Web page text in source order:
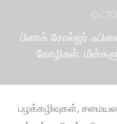
பிளாக் சோல்ஜர்
கோழிகள்,
பழக்கழிவுகள்,